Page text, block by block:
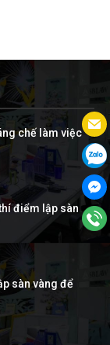
chế làm việc
điểm lập sàn
sàn vàng để